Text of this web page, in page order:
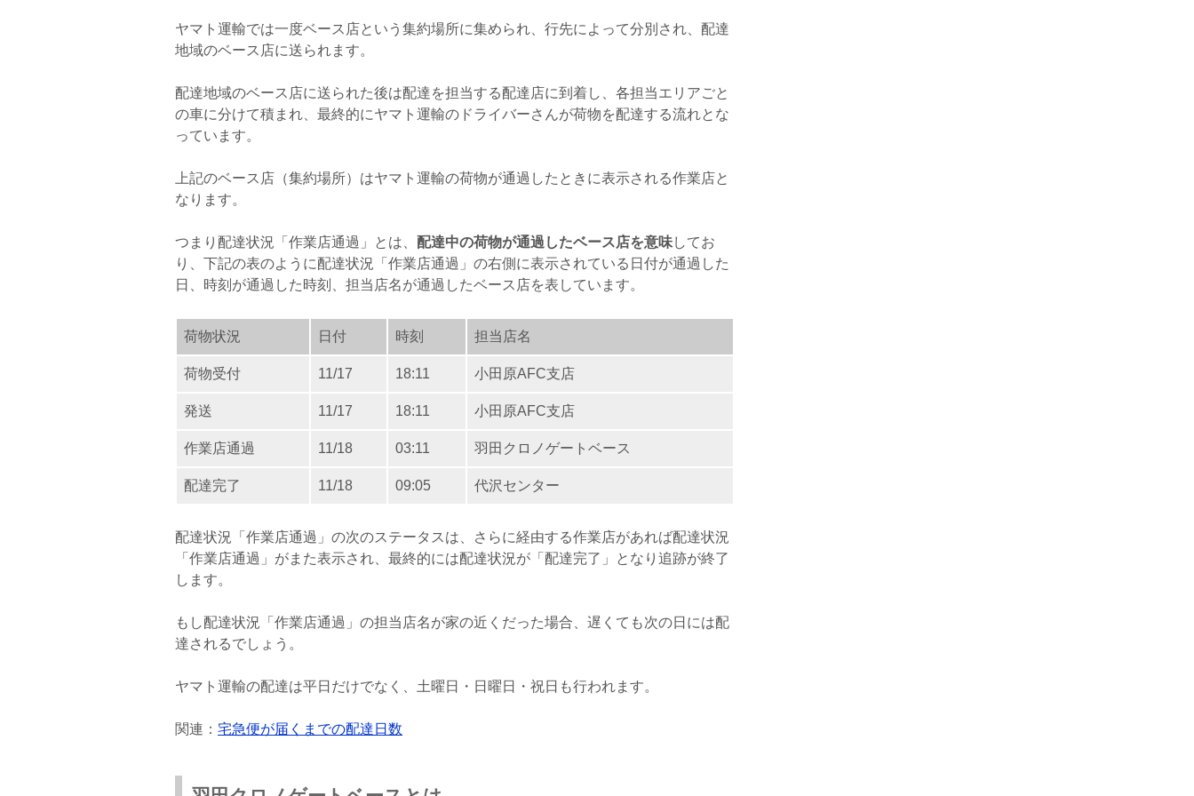
ヤマト運輸では一度ベース店という集約場所に集められ、行先によって分別され、配達
地域のベース店に送られます。
配達地域のベース店に送られた後は配達を担当する配達店に到着し、各担当エリアごと
の車に分けて積まれ、最終的にヤマト運輸のドライバーさんが荷物を配達する流れとな
っています。
上記のベース店（集約場所）はヤマト運輸の荷物が通過したときに表示される作業店と
なります。
つまり配達状況「作業店通過」とは、 配達中の荷物が通過したベース店を意味してお
り、下記の表のように配達状況「作業店通過」の右側に表示されている日付が通過した
日、時刻が通過した時刻、担当店名が通過したベース店を表しています。
荷物状況 日付 時刻 担当店名
荷物受付 11/17 18:11 小田原AFC支店
発送 11/17 18:11 小田原AFC支店
作業店通過 11/18 03:11 羽田クロノゲートベース
配達完了 11/18 09:05 代沢センター
配達状況「作業店通過」の次のステータスは、さらに経由する作業店があれば配達状況
「作業店通過」がまた表示され、最終的には配達状況が「配達完了」となり追跡が終了
します。
もし配達状況「作業店通過」の担当店名が家の近くだった場合、遅くても次の日には配
達されるでしょう。
ヤマト運輸の配達は平日だけでなく、土曜日・日曜日・祝日も行われます。
関連： 宅急便が届くまでの配達日数